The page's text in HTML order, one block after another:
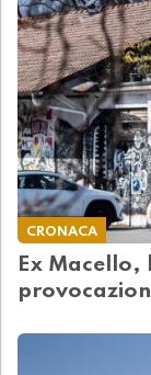
CRONACA
Ex Macello,